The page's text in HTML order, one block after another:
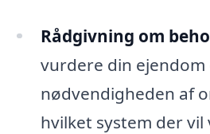
Rådgivning om
vurdere din
nødvendigheden af
hvilket system der